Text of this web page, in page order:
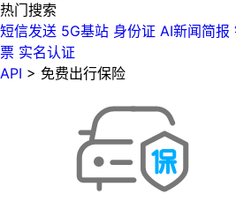
热门搜索
短信发送 5G基站 身份证 AI新闻简报
票 实名认证
API > 免费出行保险